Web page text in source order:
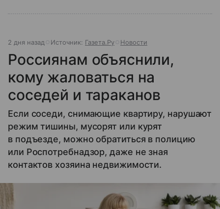
2 дня назад Источник: Газета.Ру Новости
Россиянам объяснили,
кому жаловаться на
соседей и тараканов
Если соседи, снимающие квартиру, нарушают
режим тишины, мусорят или курят
в подъезде, можно обратиться в полицию
или Роспотребнадзор, даже не зная
контактов хозяина недвижимости.